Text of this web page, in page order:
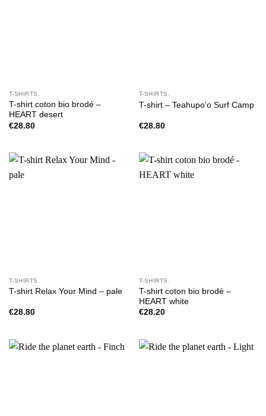
T-SHIRTS.
T-shirt coton bio brodé –
HEART desert
€28.80
T-SHIRTS.
T-shirt – Teahupo’o Surf Camp
€28.80
T-SHIRTS.
T-shirt Relax Your Mind – pale
€28.80
T-SHIRTS.
T-shirt coton bio brodé –
HEART white
€28.20